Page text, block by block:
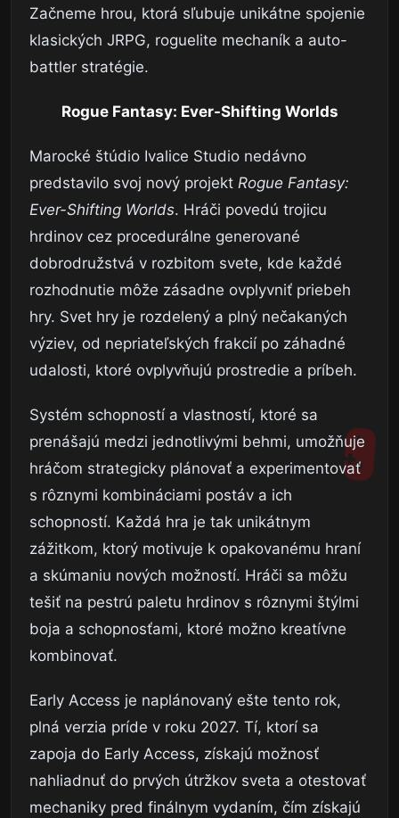
Začneme hrou, ktorá sľubuje unikátne spojenie
klasických JRPG, roguelite mechaník a auto-
battler stratégie.
Rogue Fantasy: Ever-Shifting Worlds
Marocké štúdio Ivalice Studio nedávno
predstavilo svoj nový projekt Rogue Fantasy:
Ever-Shifting Worlds. Hráči povedú trojicu
hrdinov cez procedurálne generované
dobrodružstvá v rozbitom svete, kde každé
rozhodnutie môže zásadne ovplyvniť priebeh
hry. Svet hry je rozdelený a plný nečakaných
výziev, od nepriateľských frakcií po záhadné
udalosti, ktoré ovplyvňujú prostredie a príbeh.
Systém schopností a vlastností, ktoré sa
prenášajú medzi jednotlivými behmi, umožňuje
hráčom strategicky plánovať a experimentovať
s rôznymi kombináciami postáv a ich
schopností. Každá hra je tak unikátnym
zážitkom, ktorý motivuje k opakovanému hraní
a skúmaniu nových možností. Hráči sa môžu
tešiť na pestrú paletu hrdinov s rôznymi štýlmi
boja a schopnosťami, ktoré možno kreatívne
kombinovať.
Early Access je naplánovaný ešte tento rok,
plná verzia príde v roku 2027. Tí, ktorí sa
zapoja do Early Access, získajú možnosť
nahliadnuť do prvých útržkov sveta a otestovať
mechaniky pred finálnym vydaním, čím získajú